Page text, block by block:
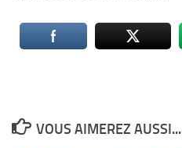
VOUS AIMEREZ AUSSI...